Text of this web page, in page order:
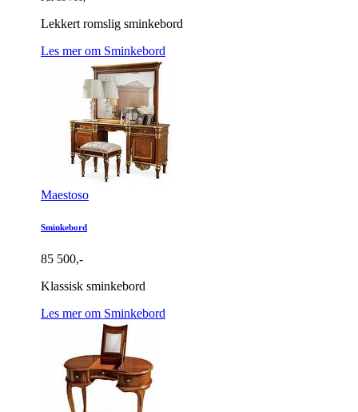
Lekkert romslig sminkebord
Les mer om Sminkebord
Maestoso
Sminkebord
85 500,-
Klassisk sminkebord
Les mer om Sminkebord